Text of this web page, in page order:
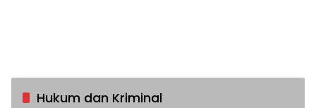
Hukum dan Kriminal